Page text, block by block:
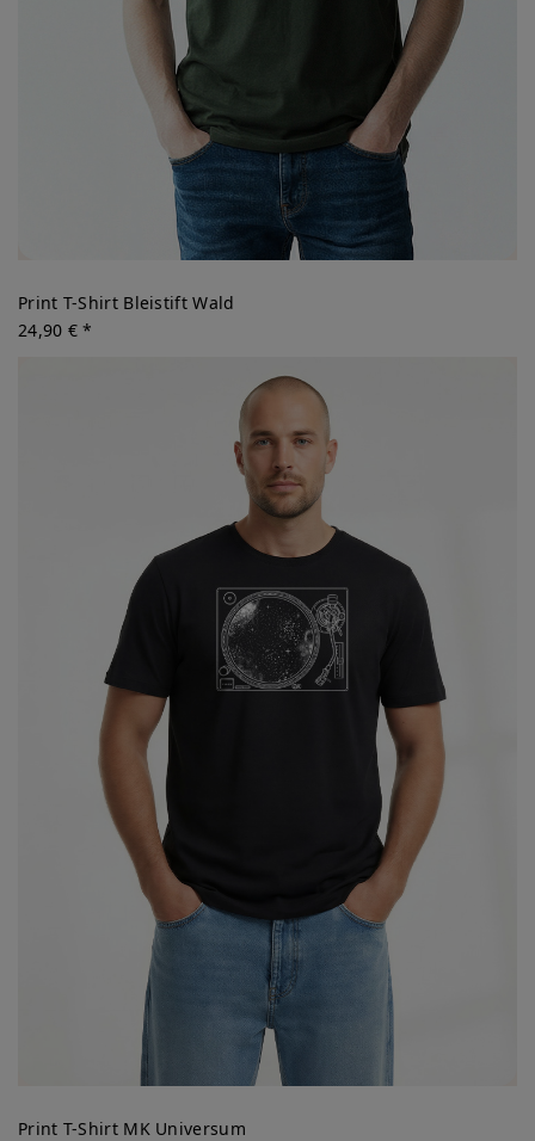
Print T-Shirt Bleistift Wald
24,90 € *
Print T-Shirt MK Universum